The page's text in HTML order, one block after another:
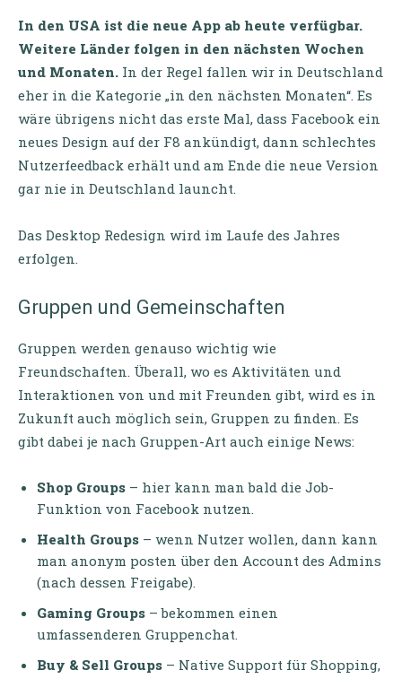
In den USA ist die neue App ab heute verfügbar.
Weitere Länder folgen in den nächsten Wochen
und Monaten. In der Regel fallen wir in Deutschland
eher in die Kategorie „in den nächsten Monaten“. Es
wäre übrigens nicht das erste Mal, dass Facebook ein
neues Design auf der F8 ankündigt, dann schlechtes
Nutzerfeedback erhält und am Ende die neue Version
gar nie in Deutschland launcht.
Das Desktop Redesign wird im Laufe des Jahres
erfolgen.
Gruppen und Gemeinschaften
Gruppen werden genauso wichtig wie
Freundschaften. Überall, wo es Aktivitäten und
Interaktionen von und mit Freunden gibt, wird es in
Zukunft auch möglich sein, Gruppen zu finden. Es
gibt dabei je nach Gruppen-Art auch einige News:
Shop Groups – hier kann man bald die Job-
Funktion von Facebook nutzen.
Health Groups – wenn Nutzer wollen, dann kann
man anonym posten über den Account des Admins
(nach dessen Freigabe).
Gaming Groups – bekommen einen
umfassenderen Gruppenchat.
Buy & Sell Groups – Native Support für Shopping,